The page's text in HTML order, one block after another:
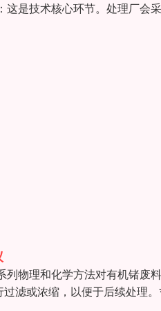
是技术核心环节。处理厂会
物理和化学方法对有机锗废
滤或浓缩，以便于后续处理